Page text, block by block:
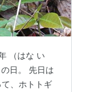
（はな い
日。 先日は
、ホトトギ